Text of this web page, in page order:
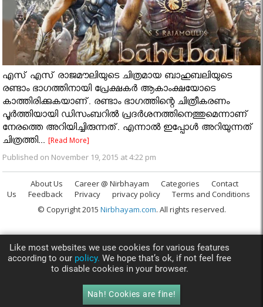
എസ് എസ് രാജമൗലിയുടെ ചിത്രമായ ബാഹുബലിയുടെ
രണ്ടാം ഭാഗത്തിനായി പ്രേക്ഷകര്‍ ആകാംക്ഷയോടെ
കാത്തിരിക്കുകയാണ്. രണ്ടാം ഭാഗത്തിന്റെ ചിത്രീകരണം
പൂര്‍ത്തിയായി ഡിസംബറില്‍ പ്രദര്‍ശനത്തിനെത്തുമെന്നാണ്
നേരത്തെ അറിയിച്ചിരുന്നത്. എന്നാല്‍ ഇപ്പോള്‍ അറിയുന്നത്
ചിത്രത്തി...[Read More]
Published on November 19, 2015 at 4:22 pm
About Us Career @ Nirbhayam Categories
Contact
Us
Feedback Privacy privacy policy
Terms and Conditions
© Copyright 2015 Nirbhayam.com. All rights reserved.
Like most websites we use cookies for various features
according to our policy. We hope that’s ok, if not feel free
to disable cookies in your browser.
Nah! Cookies are fine!